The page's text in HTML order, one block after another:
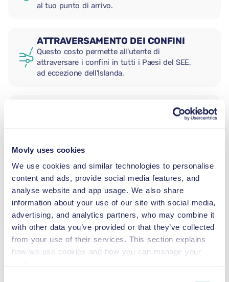
Movly uses cookies
We use cookies and similar technologies to personalise
content and ads, provide social media features, and
analyse website and app usage. We also share
information about your use of our site with social media,
advertising, and analytics partners, who may combine it
with other data you’ve provided or that they’ve collected
from your use of their services. This section explains
how we use cookies and how you can manage your
al tuo punto di arrivo.
ATTRAVERSAMENTO DEI CONFINI
Questo costo permette all'utente di
attraversare i confini in tutti i Paesi del SEE,
ad eccezione dell'Islanda.
SEGGIOLINO NEONATO
2,5–13 kg
SEGGIOLINO PER BAMBINI
9–18 kg
SEGGIOLINO ALZABIMBO
15–36 kg